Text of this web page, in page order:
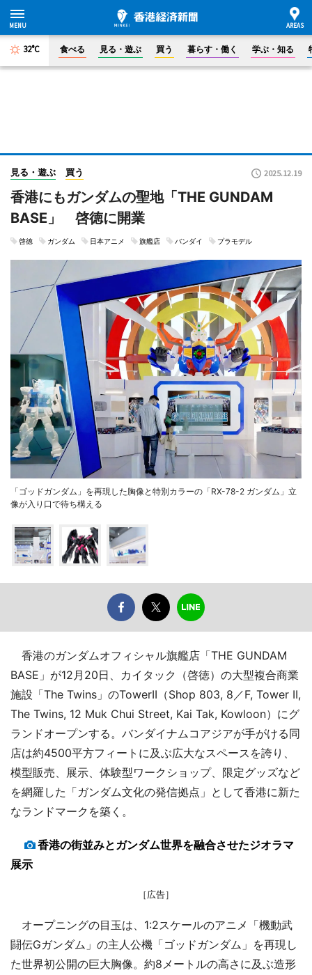
32°C 食べる 見る・遊ぶ 買う 暮らす・働く 学ぶ・知る
見る・遊ぶ 買う 2025.12.19
香港にもガンダムの聖地「THE GUNDAM
BASE」 啓徳に開業
啓徳 ガンダム 日本アニメ 旗艦店 バンダイ プラモデル
「ゴッドガンダム」を再現した胸像と特別カラーの「RX-78-2 ガンダム」立
像が入り口で待ち構える
香港のガンダムオフィシャル旗艦店「THE GUNDAM
BASE」が12月20日、カイタック（啓徳）の大型複合商業
施設「The Twins」のTowerII（Shop 803, 8／F, Tower II,
The Twins, 12 Muk Chui Street, Kai Tak, Kowloon）にグ
ランドオープンする。バンダイナムコアジアが手がける同
店は約4500平方フィートに及ぶ広大なスペースを誇り、
模型販売、展示、体験型ワークショップ、限定グッズなど
を網羅した「ガンダム文化の発信拠点」として香港に新た
なランドマークを築く。
香港の街並みとガンダム世界を融合させたジオラマ
展示
［広告］
オープニングの目玉は、1:2スケールのアニメ「機動武
闘伝Gガンダム」の主人公機「ゴッドガンダム」を再現し
た世界初公開の巨大胸像。約8メートルの高さに及ぶ造形